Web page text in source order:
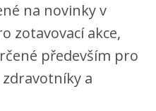
na novinky v
zotavovací akce,
především pro
a